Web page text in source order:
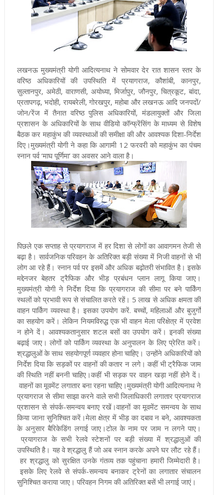
लखनऊ मुख्यमंत्री योगी आदित्यनाथ ने सोमवार देर रात शासन स्तर के
वरिष्ठ अधिकारियों की उपस्थिति में प्रयागराज, कौशांबी, कानपुर,
सुल्तानपुर, अमेठी, वाराणसी, अयोध्या, मिर्जापुर, जौनपुर, चित्रकूट, बांदा,
प्रतापगढ़, भदोही, रायबरेली, गोरखपुर, महोबा और लखनऊ आदि जनपदों/
जोन/रेंज में तैनात वरिष्ठ पुलिस अधिकारियों, मंडलायुक्तों और जिला
प्रशासन के अधिकारियों के साथ वीडियो कॉन्फ्रेंसिंग के माध्यम से विशेष
बैठक कर महाकुंभ की व्यवस्थाओं की समीक्षा की और आवश्यक दिशा-निर्देश
दिए।मुख्यमंत्री योगी ने कहा कि आगामी 12 फरवरी को महाकुंभ का पंचम
स्नान पर्व ‘माघ पूर्णिमा’ का अवसर आने वाला है।
पिछले एक सप्ताह से प्रयागराज में हर दिशा से लोगों का आवागमन तेजी से
बढ़ा है। सार्वजनिक परिवहन के अतिरिक्त बड़ी संख्या में निजी वाहनों से भी
लोग आ रहे हैं । स्नान पर्व पर इसमें और अधिक बढ़ोतरी संभावित है। इसके
मद्देनजर बेहतर ट्रैफिक और भीड़ प्रबंधन प्लान लागू किया जाए ।
मुख्यमंत्री योगी ने निर्देश दिया कि प्रयागराज की सीमा पर बने पार्किंग
स्थलों को प्रभावी रूप से संचालित करते रहें। 5 लाख से अधिक क्षमता की
वाहन पार्किंग व्यवस्था है। इसका उपयोग करें. बच्चों, महिलाओं और बुजुर्गों
का सहयोग करें। लेकिन नियमविरुद्ध एक भी वाहन मेला परिक्षेत्र में प्रवेश
न होने दें। आवश्यकतानुसार शटल बसों का उपयोग करें। इनकी संख्या
बढ़ाई जाए। लोगों को पार्किंग व्यवस्था के अनुपालन के लिए प्रेरित करें।
श्रद्धालुओं के साथ सहयोगपूर्ण व्यवहार होना चाहिए। उन्होंने अधिकारियों को
निर्देश दिया कि सड़कों पर वाहनों की कतार न लगे। कहीं भी ट्रैफिक जाम
की स्थिति नहीं बननी चाहिए।कहीं भी सड़क पर वाहन खड़ा नहीं होने दें।
वाहनों का मूवमेंट लगातार बना रहना चाहिए ।मुख्यमंत्री योगी आदित्यनाथ ने
प्रयागराज से सीमा साझा करने वाले सभी जिलाधिकारी लगातार प्रयागराज
प्रशासन से संपर्क-समन्वय बनाए रखें।वाहनों का मूवमेंट समन्वय के साथ
किया जाना सुनिश्चित करें।मेला क्षेत्र में भीड़ का दबाव न बने, आवश्यकता
के अनुसार बैरिकेडिंग लगाई जाए।टोल के नाम पर जाम न लगने पाए।
प्रयागराज के सभी रेलवे स्टेशनों पर बड़ी संख्या में श्रद्धालुओं की
उपस्थिति है। यह वे श्रद्धालु हैं जो अब स्नान करके अपने घर लौट रहे हैं।
हर श्रद्धालु को सुरक्षित उनके गंतव्य तक पहुंचाना हमारी जिम्मेदारी है।
इसके लिए रेलवे से संपर्क-समन्वय बनाकर ट्रेनों का लगातार संचालन
सुनिश्चित कराया जाए। परिवहन निगम की अतिरिक्त बसें भी लगाई जाएं।